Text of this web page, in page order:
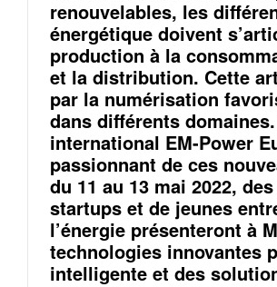
renouvelables, les
énergétique doivent
production à la
et la distribution. Cette
par la numérisation
dans différents
international EM-Power
passionnant de ces
du 11 au 13 mai 2022,
startups et de jeunes
l’énergie présenteront à
technologies innovantes
intelligente et des